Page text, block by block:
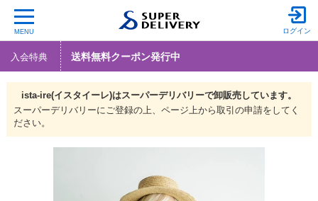
MENU ログイン
入会特典 送料無料クーポン発行中
ista-ire(イスタイーレ)はスーパーデリバリーで卸販売しています。
スーパーデリバリーにご登録の上、ページ上から取引の申請をしてく
ださい。